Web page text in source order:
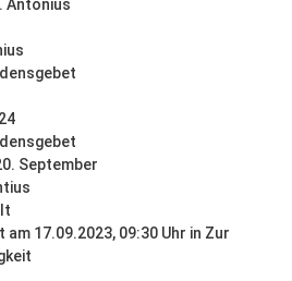
Antonius
September
17.09.2023, 09:30 Uhr in Zur